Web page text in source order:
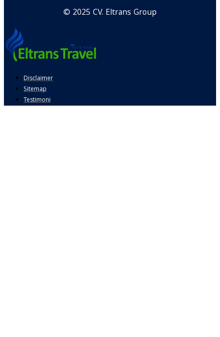
© 2025 CV. Eltrans Group
Disclaimer
Sitemap
Testimoni